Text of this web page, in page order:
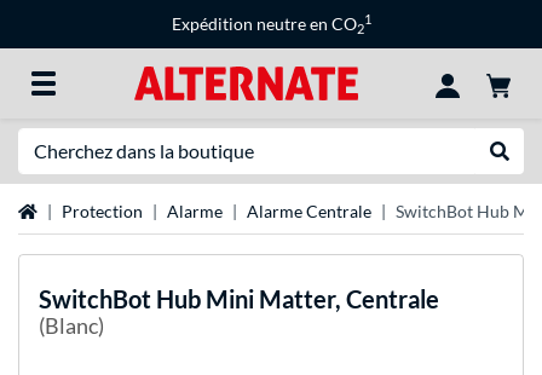
Expédition neutre en CO2
1
Page d'accueil
Protection Alarme Alarme Centrale SwitchBot Hub
SwitchBot Hub Mini Matter, Centrale
(Blanc)